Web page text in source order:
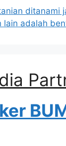
ditanami
lain adalah